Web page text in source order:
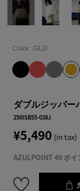
Color: GLD
ダブルジッパー
250ISB55-038J
¥5,490 (in tax)
AZULPOINT 49 ポイ